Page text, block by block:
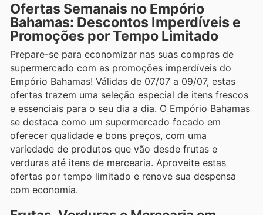
Ofertas Semanais no Empório
Bahamas: Descontos Imperdíveis e
Promoções por Tempo Limitado
Prepare-se para economizar nas suas compras de
supermercado com as promoções imperdíveis do
Empório Bahamas! Válidas de 07/07 a 09/07, estas
ofertas trazem uma seleção especial de itens frescos
e essenciais para o seu dia a dia. O Empório Bahamas
se destaca como um supermercado focado em
oferecer qualidade e bons preços, com uma
variedade de produtos que vão desde frutas e
verduras até itens de mercearia. Aproveite estas
ofertas por tempo limitado e renove sua despensa
com economia.